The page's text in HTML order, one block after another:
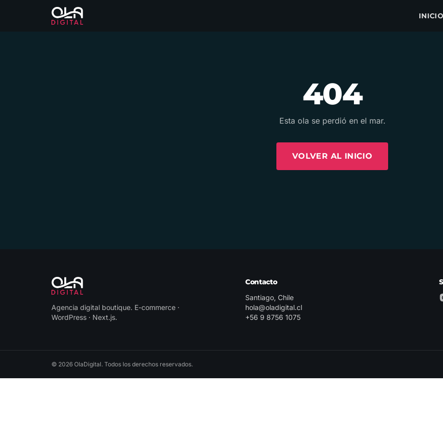
404
Esta ola se perdió en el mar.
VOLVER AL INICIO
Agencia digital boutique. E-commerce ·
WordPress · Next.js.
Contacto
Santiago, Chile
hola@oladigital.cl
+56 9 8756 1075
© 2026 OlaDigital. Todos los derechos reservados.